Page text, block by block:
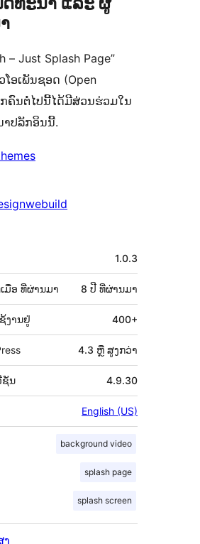
– Just Splash Page”
ອເພັນຊອດ (Open
ກຄົນຕໍ່ໄປນີ້ໄດ້ມີສ່ວນຮ່ວມໃນ
ປລັກອິນນີ້.
1.0.3
ມື່ອ 8 ປີ ທີ່ຜ່ານມາ
ທີ່ຜ່ານມາ
ງານຢູ່ 400+
4.3 ຫຼື ສູງກວ່າ
ຊັນ 4.9.30
English (US)
background video
splash page
splash screen